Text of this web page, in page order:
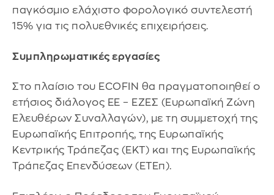
παγκόσμιο ελάχιστο φορολογικό συντελεστή
15% για τις πολυεθνικές επιχειρήσεις.
Συμπληρωματικές εργασίες
Στο πλαίσιο του ECOFIN θα πραγματοποιηθεί ο
ετήσιος διάλογος ΕΕ – ΕΖΕΣ (Ευρωπαϊκή Ζώνη
Ελευθέρων Συναλλαγών), με τη συμμετοχή της
Ευρωπαϊκής Επιτροπής, της Ευρωπαϊκής
Κεντρικής Τράπεζας (ΕΚΤ) και της Ευρωπαϊκής
Τράπεζας Επενδύσεων (ΕΤΕπ).